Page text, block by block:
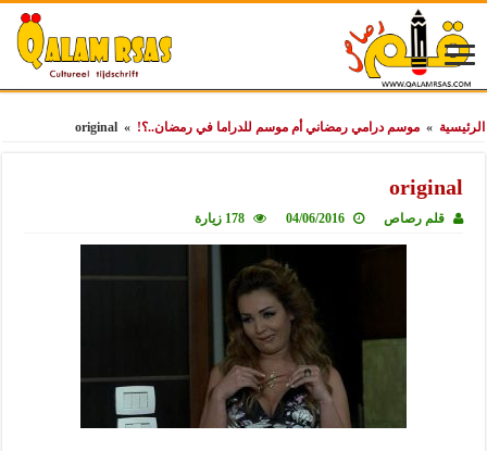
الرئيسية » موسم درامي رمضاني أم موسم للدراما في رمضان..؟! »
original
original
قلم رصاص 04/06/2016 178 زيارة